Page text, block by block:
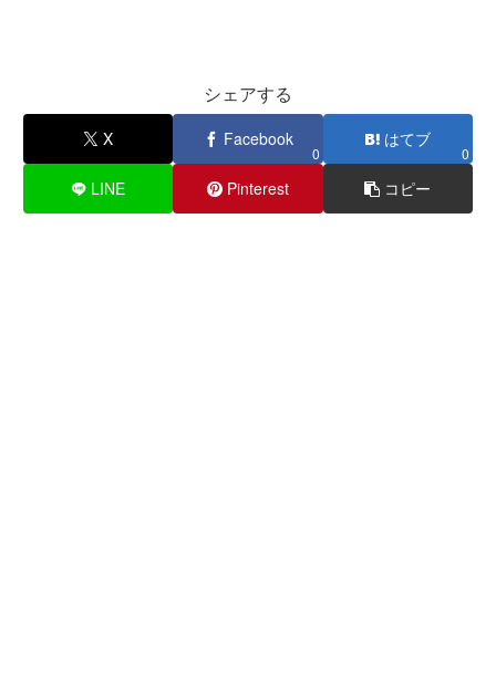
シェアする
X Facebook
0
はてブ
0
LINE Pinterest コピー